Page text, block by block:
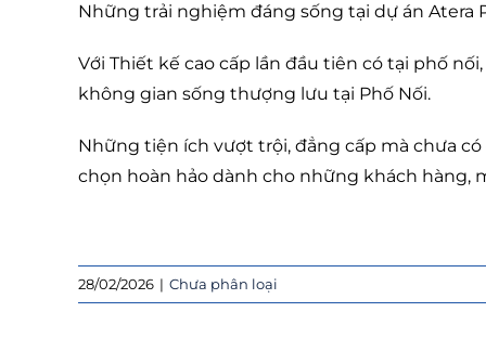
Những trải nghiệm đáng sống tại dự án Atera
Với Thiết kế cao cấp lần đầu tiên có tại phố nối,
không gian sống thượng lưu tại Phố Nối.
Những tiện ích vượt trội, đẳng cấp mà chưa
chọn hoàn hảo dành cho những khách hàng,
28/02/2026 | Chưa phân loại